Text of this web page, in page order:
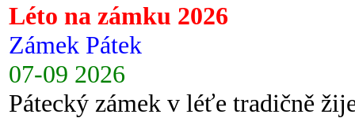
Léto na zámku 2026
Zámek Pátek
07-09 2026
Pátecký zámek v léťe tradičně